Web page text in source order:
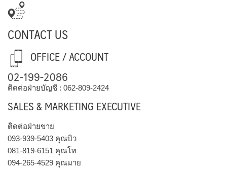
CONTACT US
OFFICE / ACCOUNT
02-199-2086
ติดต่อฝ่ายบัญชี : 062-809-2424
SALES & MARKETING EXECUTIVE
ติดต่อฝ่ายขาย
093-939-5403 คุณบิว
081-819-6151 คุณโท
094-265-4529 คุณมาย